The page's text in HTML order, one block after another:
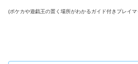
(ポケカや遊戯王の置く場所がわかるガイド付きプレイ